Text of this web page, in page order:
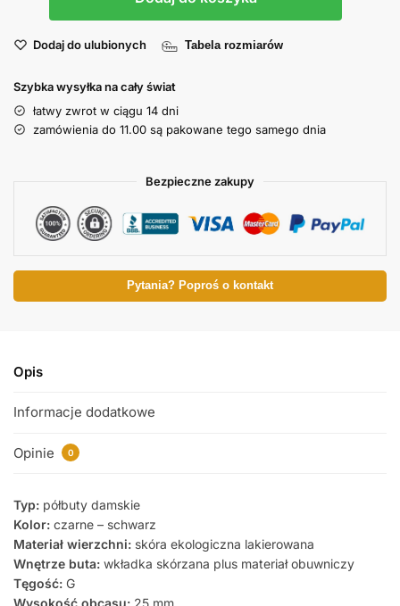
Dodaj do ulubionych Tabela rozmiarów
Szybka wysyłka na cały świat
łatwy zwrot w ciągu 14 dni
zamówienia do 11.00 są pakowane tego samego dnia
Bezpieczne zakupy
Pytania? Poproś o kontakt
Opis
Informacje dodatkowe
Opinie 0
Typ: półbuty damskie
Kolor: czarne – schwarz
Materiał wierzchni: skóra ekologiczna lakierowana
Wnętrze buta: wkładka skórzana plus materiał obuwniczy
Tęgość: G
Wysokość obcasu: 25 mm